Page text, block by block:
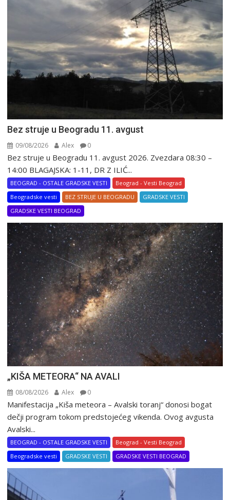
Bez struje u Beogradu 11. avgust
09/08/2026 Alex 0
Bez struje u Beogradu 11. avgust 2026. Zvezdara 08:30 –
14:00 BLAGAJSKA: 1-11, DR Z ILIĆ...
BEOGRAD - OSTALE GRADSKE VESTI
Beograd - Vesti Beograd
Beogradske vesti
BEZ STRUJE U BEOGRADU
GRADSKE VESTI
GRADSKE VESTI BEOGRAD
„KIŠA METEORA“ NA AVALI
08/08/2026 Alex 0
Manifestacija „Kiša meteora – Avalski toranj“ donosi bogat
dečji program tokom predstojećeg vikenda. Ovog avgusta
Avalski...
BEOGRAD - OSTALE GRADSKE VESTI
Beograd - Vesti Beograd
Beogradske vesti
GRADSKE VESTI GRADSKE VESTI BEOGRAD